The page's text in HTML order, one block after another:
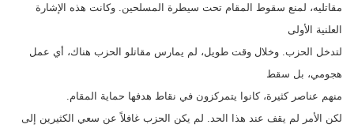
مقاتليه، لمنع سقوط المقام تحت سيطرة المسلحين. وكانت هذه الإشارة
العلنية الأولى
لتدخل الحزب. وخلال وقت طويل، لم يمارس مقاتلو الحزب هناك، أي عمل
هجومي، بل سقط
منهم عناصر كثيرة، كانوا يتمركزون في نقاط هدفها حماية المقام.
لكن الأمر لم يقف عند هذا الحد. لم يكن الحزب غافلاً عن سعي الكثيرين إلى